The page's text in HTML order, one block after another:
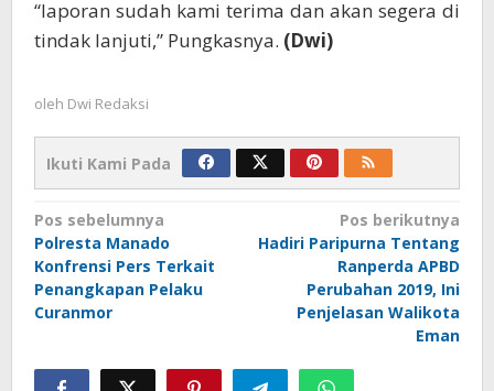
“laporan sudah kami terima dan akan segera di
tindak lanjuti,” Pungkasnya. (Dwi)
oleh Dwi Redaksi
Ikuti Kami Pada
Navigasi
pos
Pos sebelumnya
Polresta Manado
Konfrensi Pers Terkait
Penangkapan Pelaku
Curanmor
Pos berikutnya
Hadiri Paripurna Tentang
Ranperda APBD
Perubahan 2019, Ini
Penjelasan Walikota
Eman